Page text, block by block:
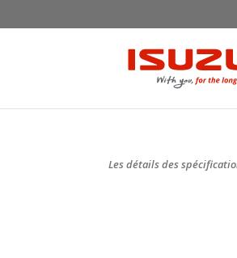
Les détails des